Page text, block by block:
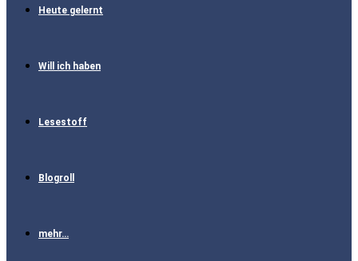
Heute gelernt
Will ich haben
Lesestoff
Blogroll
mehr…